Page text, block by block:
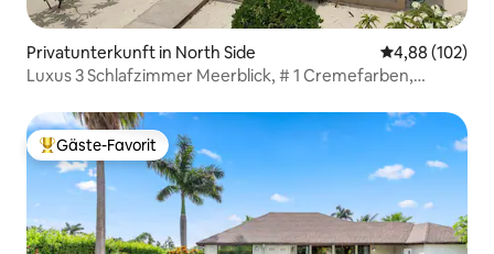
Privatunterkunft in North Side
4,88 (102)
Luxus 3 Schlafzimmer Meerblick, # 1 Cremefarben,
Beliebter Gäste-Favorit.
Gäste-Favorit